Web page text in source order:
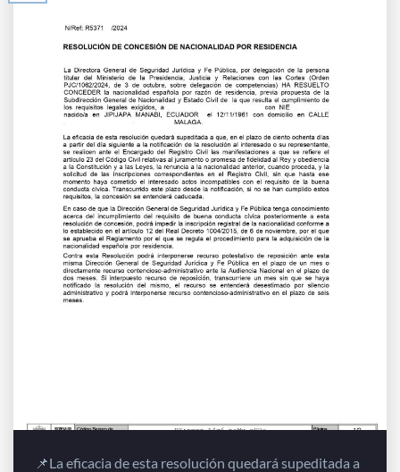
📌La eficacia de esta resolución quedará supeditada a